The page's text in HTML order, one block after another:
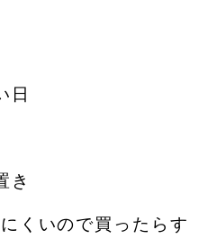
日
き
くいので買ったらす